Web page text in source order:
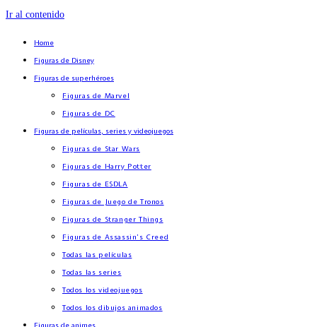
Ir al contenido
Home
Figuras de Disney
Figuras de superhéroes
Figuras de Marvel
Figuras de DC
Figuras de películas, series y videojuegos
Figuras de Star Wars
Figuras de Harry Potter
Figuras de ESDLA
Figuras de Juego de Tronos
Figuras de Stranger Things
Figuras de Assassin’s Creed
Todas las películas
Todas las series
Todos los videojuegos
Todos los dibujos animados